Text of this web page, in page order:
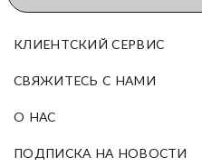
КЛИЕНТСКИЙ СЕРВИС
СВЯЖИТЕСЬ С НАМИ
О НАС
ПОДПИСКА НА НОВОСТИ